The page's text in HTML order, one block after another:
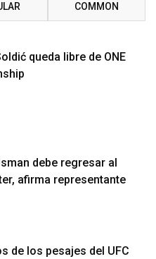
COMMON
queda libre de ONE
debe regresar al
afirma representante
de los pesajes del UFC